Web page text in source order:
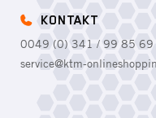
KONTAKT
0049 (0) 341 / 99 85 69
service@ktm-